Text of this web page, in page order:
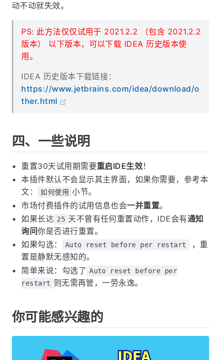
无限重置大法好呀，这样我们就相当于永久激活了
IDEA 了，比较重要的点是，这种方法非常稳定，不会
动不动就失效。
PS: 此方法仅仅试用于 2021.2.2 （包含 2021.2.2
用。
IDEA 历史版本下载链接：
四、一些说明
重置30天试用期需要
本插件默认不会显示其主界面，如果你需要，参考本
文： 如何使用 小节。
市场付费插件的试用信息也会
如果长达
天不曾有任何重置动作，IDE会有
通知
询问你是否进行重置。
如果勾选：
Auto reset before per restart
置是静默无感知的。
则无需再管，一劳永逸。
你可能感兴趣的